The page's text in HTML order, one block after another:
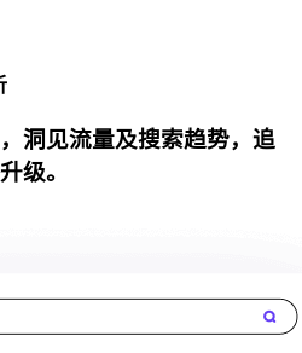
洞见流量及搜索趋势，追
级。